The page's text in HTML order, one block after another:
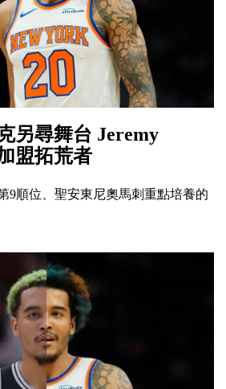
另尋舞台 Jeremy
盟拓荒者
9順位、聖安東尼奧馬刺重點培養的